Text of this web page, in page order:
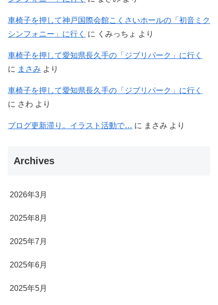
車椅子を押して神戸国際会館こくさいホールの「初音ミク
シンフォニー」に行く
に くみっちょ より
車椅子を押して愛知県長久手の「ジブリパーク」に行く
に まさみ より
車椅子を押して愛知県長久手の「ジブリパーク」に行く
に さわ より
ブログ更新滞り。イラスト活動で… に まさみ より
Archives
2026年3月
2025年8月
2025年7月
2025年6月
2025年5月